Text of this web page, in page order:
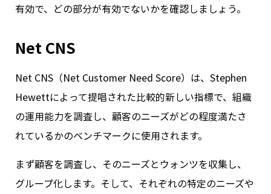
有効で、どの部分が有効でないかを確認しましょう。
Net CNS
Net CNS（Net Customer Need Score）は、Stephen
Hewettによって提唱された比較的新しい指標で、組織
の運用能力を調査し、顧客のニーズがどの程度満たさ
れているかのベンチマークに使用されます。
まず顧客を調査し、そのニーズとウォンツを収集し、
グループ化します。そして、それぞれの特定のニーズや